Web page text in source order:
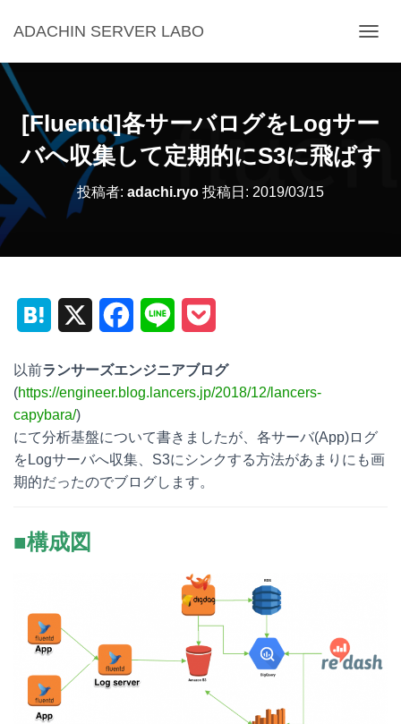
ADACHIN SERVER LABO
ビ
ン
を
[Fluentd]各サーバログをLogサー
バへ収集して定期的にS3に飛ばす
投稿者: adachi.ryo 投稿日: 2019/03/15
e
n
a o
e
以前ランサーズエンジニアブログ
(https://engineer.blog.lancers.jp/2018/12/lancers-
capybara/)
にて分析基盤について書きましたが、各サーバ(App)ログ
をLogサーバへ収集、S3にシンクする方法があまりにも画
期的だったのでブログします。
■構成図